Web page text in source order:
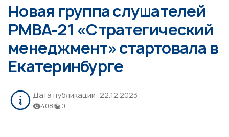
Новая группа слушателей
РМВА-21 «Стратегический
менеджмент» стартовала в
Екатеринбурге
Дата публикации: 22.12.2023
408 0